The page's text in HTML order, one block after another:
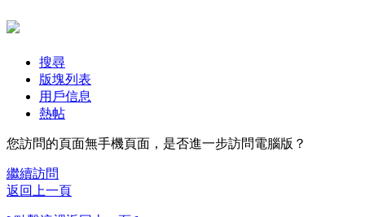
搜尋
版塊列表
用戶信息
熱帖
您訪問的頁面無手機頁面，是否進一步訪問電腦版？
繼續訪問
返回上一頁